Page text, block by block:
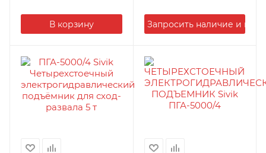
В корзину Запросить наличие и цену